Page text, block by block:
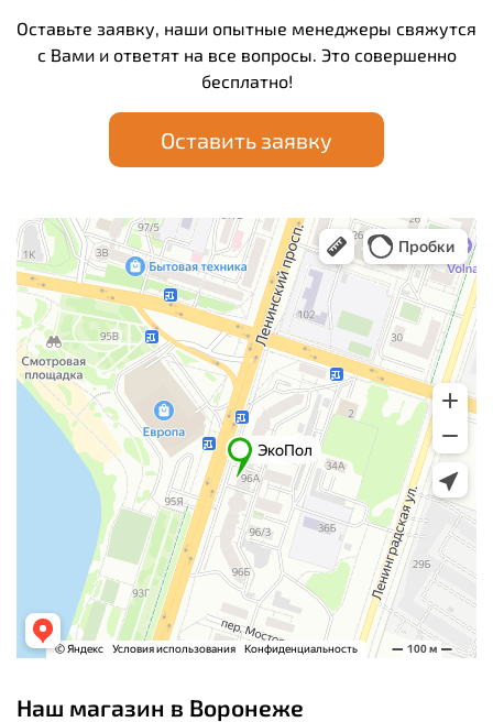
Оставьте заявку, наши опытные менеджеры свяжутся
с Вами и ответят на все вопросы. Это совершенно
бесплатно!
Оставить заявку
Наш магазин в Воронеже